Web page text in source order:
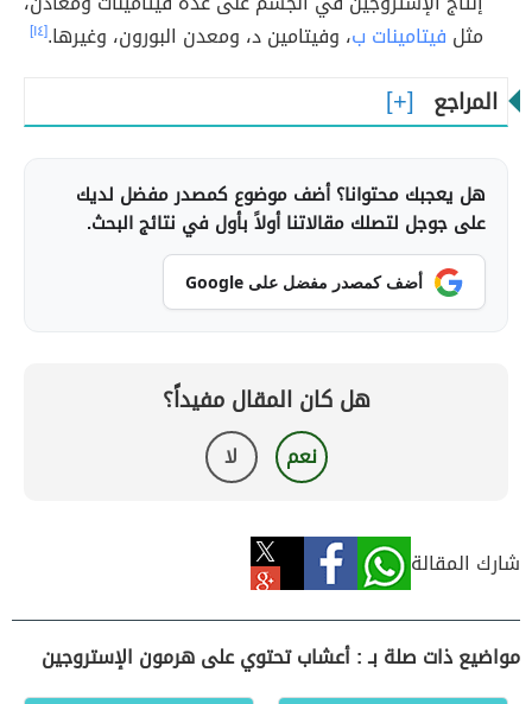
مثل فيتامينات ب، وفيتامين د، ومعدن البورون، وغيرها.[١٤]
المراجع
هل يعجبك محتوانا؟ أضف موضوع كمصدر مفضل لديك
على جوجل لتصلك مقالاتنا أولاً بأول في نتائج البحث.
أضف كمصدر مفضل على Google
هل كان المقال مفيداً؟
نعم لا
شارك المقالة
مواضيع ذات صلة بـ : أعشاب تحتوي على هرمون الإستروجين